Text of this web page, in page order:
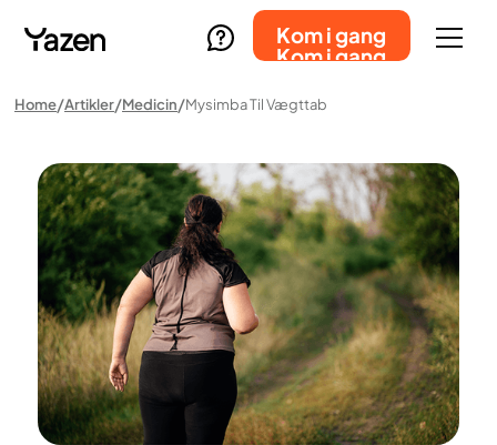
Kom i gang
Kom i gang
Home Artikler Medicin Mysimba Til Vægttab